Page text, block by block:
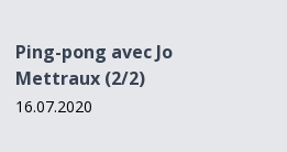
(2/2)
Ping-pong avec Jo
Mettraux (2/2)
16.07.2020